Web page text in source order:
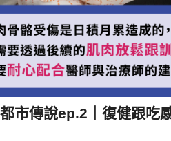
都市傳說ep.2｜復健跟吃